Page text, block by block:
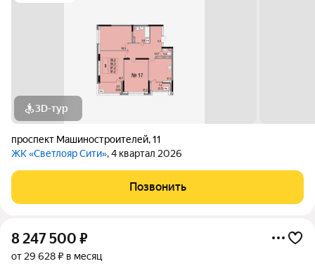
3D-тур
проспект Машиностроителей,11
ЖК «Светлояр Сити», 4 квартал 2026
Позвонить
8 247 500 ₽
от 29 628 ₽ в месяц